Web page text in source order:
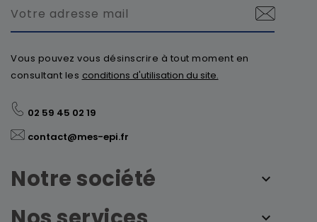
Vous pouvez vous désinscrire à tout moment en
consultant les conditions d'utilisation du site.
02 59 45 02 19
contact@mes-epi.fr
Notre société